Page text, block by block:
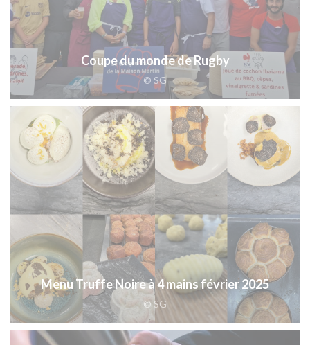
Coupe du monde de Rugby
© SG
Menu Truffe Noire à 4 mains février 2025
© SG